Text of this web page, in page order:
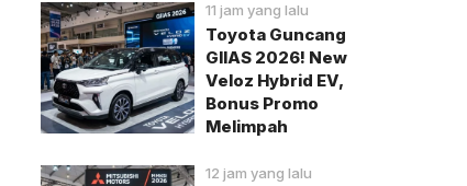
11 jam yang lalu
Toyota Guncang
GIIAS 2026! New
Veloz Hybrid EV,
Bonus Promo
Melimpah
12 jam yang lalu